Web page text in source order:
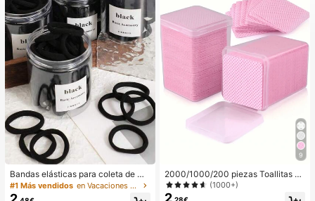
Bandas elásticas para coleta de mu
jer, bandas para el cabello, accesori
os para el cabello, bandas deportiv
#1 Más vendidos en Vacaciones Aparatos de baño
9
2000/1000/200 piezas Toallitas de
limpieza de uñas - Almohadillas pro
fesionales sin pelusa para quitar es
(1000+)